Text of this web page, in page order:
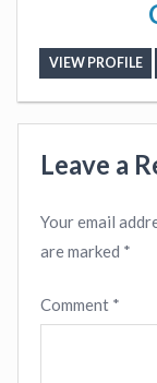
VIEW PROFILE
Leave a
Your email
are marked *
Comment *